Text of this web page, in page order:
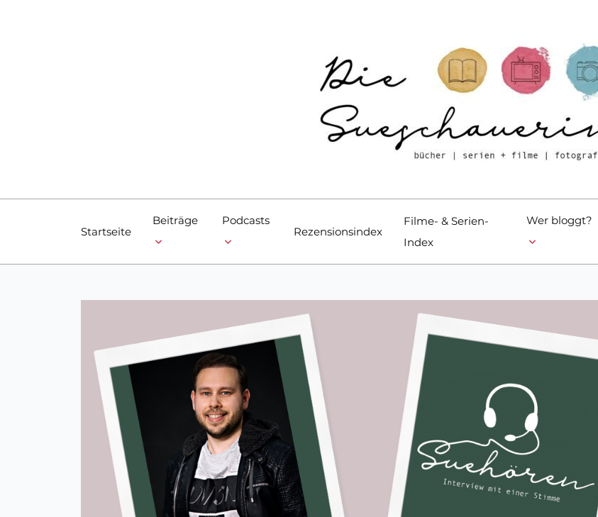
Startseite
Beiträge
Podcasts
Rezensionsindex
Filme- & Serien-
Index
Wer bloggt?